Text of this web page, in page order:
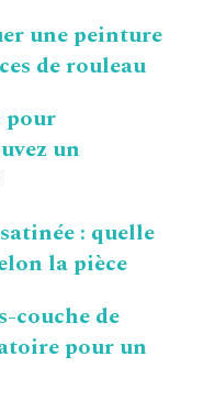
une peinture
de rouleau
pour
un
: quelle
la pièce
couche de
pour un